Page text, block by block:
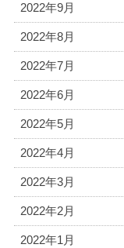
2022年9月
2022年8月
2022年7月
2022年6月
2022年5月
2022年4月
2022年3月
2022年2月
2022年1月